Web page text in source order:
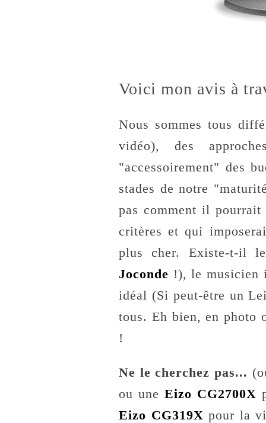
Voici mon avis à
Nous sommes tous
vidéo), des
"accessoirement" des
stades de notre
pas comment il
critères et qui
plus cher. Existe-t-il
Joconde !), le musicien
idéal (Si peut-être un
tous. Eh bien, en photo
!
Ne le cherchez pas...
ou une Eizo CG2700X
Eizo CG319X pour la